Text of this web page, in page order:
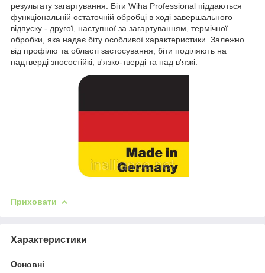
результату загартування. Біти Wiha Professional піддаються
функціональній остаточній обробці в ході завершального
відпуску - другої, наступної за загартуванням, термічної
обробки, яка надає біту особливої характеристики. Залежно
від профілю та області застосування, біти поділяють на
надтверді зносостійкі, в'язко-тверді та над в'язкі.
Приховати
Характеристики
Основні